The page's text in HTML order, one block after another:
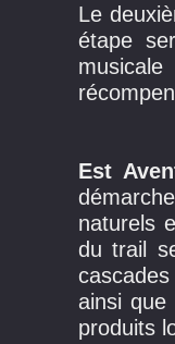
Le
étape
Est
démarche
naturels
du trail
ainsi que
produits